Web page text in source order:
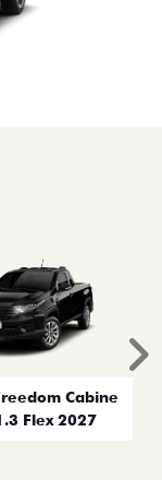
Cabine
Flex 2027